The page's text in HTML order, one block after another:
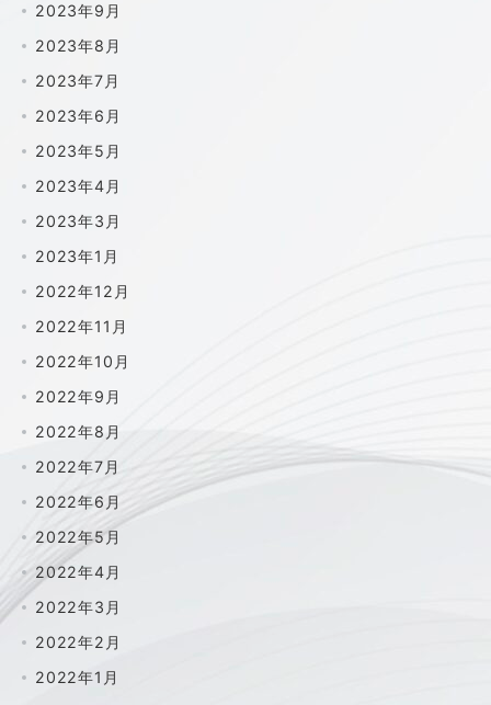
2023年9月
2023年8月
2023年7月
2023年6月
2023年5月
2023年4月
2023年3月
2023年1月
2022年12月
2022年11月
2022年10月
2022年9月
2022年8月
2022年7月
2022年6月
2022年5月
2022年4月
2022年3月
2022年2月
2022年1月